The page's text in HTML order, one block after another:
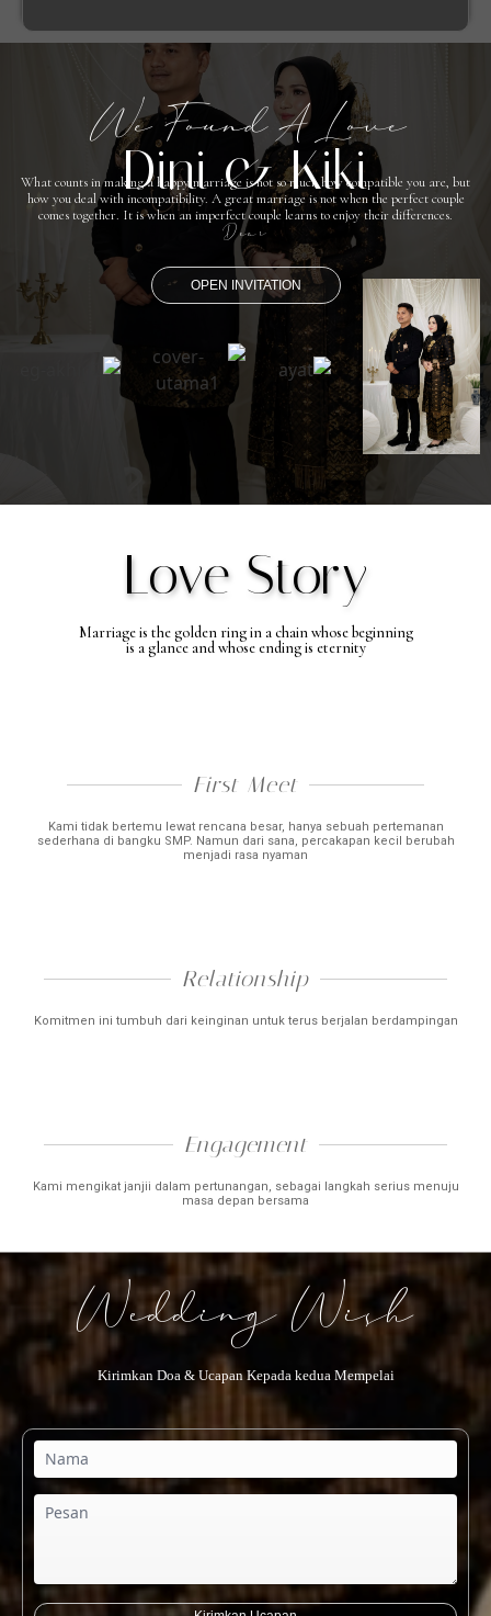
We Found A Love
What counts in making a happy marriage is not so much how compatible you are, but
how you deal with incompatibility. A great marriage is not when the perfect couple
comes together. It is when an imperfect couple learns to enjoy their differences.
Love Story
Marriage is the golden ring in a chain whose beginning
is a glance and whose ending is eternity
First Meet​
Kami tidak bertemu lewat rencana besar, hanya sebuah pertemanan
sederhana di bangku SMP. Namun dari sana, percakapan kecil berubah
menjadi rasa nyaman
Relationship​
Komitmen ini tumbuh dari keinginan untuk terus berjalan berdampingan
Engagement​​
Kami mengikat janjii dalam pertunangan, sebagai langkah serius menuju
masa depan bersama
Wedding Wish
Kirimkan Doa & Ucapan Kepada kedua Mempelai
Dini & Kiki
Dear
OPEN INVITATION